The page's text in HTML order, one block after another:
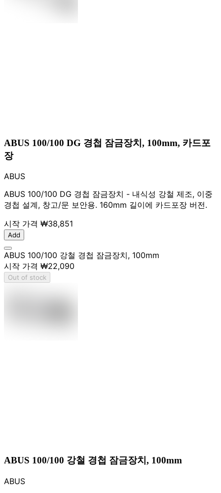
ABUS 100/100 DG 경첩 잠금장치, 100mm, 카드포
장
ABUS
ABUS 100/100 DG 경첩 잠금장치 - 내식성 강철 제조, 이중
경첩 설계, 창고/문 보안용. 160mm 길이에 카드포장 버전.
시작 가격 ₩38,851
Add
ABUS 100/100 강철 경첩 잠금장치, 100mm
시작 가격 ₩22,090
Out of stock
ABUS 100/100 강철 경첩 잠금장치, 100mm
ABUS